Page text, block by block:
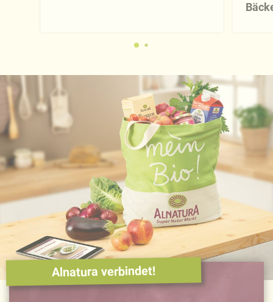
Alnatura verbindet!